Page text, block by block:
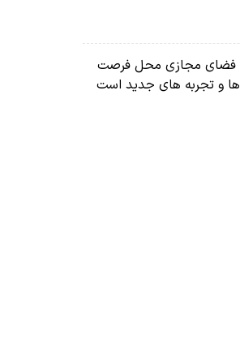
فضای مجازی محل فرصت
ها و تجربه های جدید است